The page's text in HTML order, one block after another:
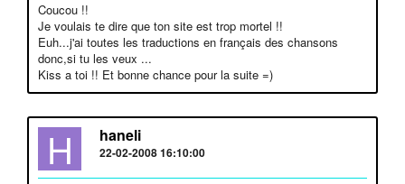
Coucou !!
Je voulais te dire que ton site est trop mortel !!
Euh...j'ai toutes les traductions en français des chansons
donc,si tu les veux ...
Kiss a toi !! Et bonne chance pour la suite =)
H haneli
22-02-2008 16:10:00